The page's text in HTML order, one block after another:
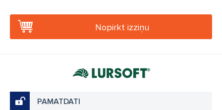
Nopirkt izziņu
PAMATDATI